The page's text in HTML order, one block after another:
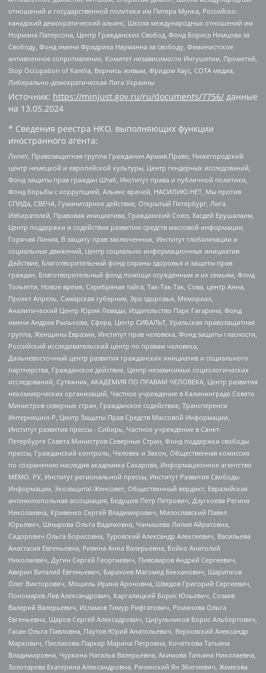
отношений и государственной политики им Питера Мунка, Российско-
канадский демократический альянс, Школа международных отношений им
Нормана Патерсона, Центр Гражданских Свобод, Фонд Бориса Немцова за
Свободу, Фонд имени Фридриха Науманна за свободу, Феминистское
антивоенное сопротивление, Комитет независимости Ингушетии, Прометей,
Stop Occupation of Karelia, Вернись живым, Фридом Хаус, СОТА медиа,
Либерально-демократическая Лига Украины
Источник: https://minjust.gov.ru/ru/documents/7756/ данные
на 13.05.2024
* Сведения реестра НКО, выполняющих функции
иностранного агента:
Лилит, Правозащитная группа Гражданин.Армия.Право, Нижегородский
центр немецкой и европейской культуры, Центр гендерных исследований,
Фонд защиты прав граждан Штаб, Институт права и публичной политики,
Фонд борьбы с коррупцией, Альянс врачей, НАСИЛИЮ.НЕТ, Мы против
СПИДа, СВЕЧА, Гуманитарное действие, Открытый Петербург, Лига
Избирателей, Правовая инициатива, Гражданский Союз, Хасдей Ерушалаим,
Центр поддержки и содействия развитию средств массовой информации,
Горячая Линия, В защиту прав заключенных, Институт глобализации и
социальных движений, Центр социально-информационных инициатив
Действие, Благотворительный фонд охраны здоровья и защиты прав
граждан, Благотворительный фонд помощи осужденным и их семьям, Фонд
Тольятти, Новое время, Серебряная тайга, Так-Так-Так, Сова, центр Анна,
Проект Апрель, Самарская губерния, Эра здоровья, Мемориал,
Аналитический Центр Юрия Левады, Издательство Парк Гагарина, Фонд
имени Андрея Рылькова, Сфера, Центр СИБАЛЬТ, Уральская правозащитная
группа, Женщины Евразии, Институт прав человека, Фонд защиты гласности,
Российский исследовательский центр по правам человека,
Дальневосточный центр развития гражданских инициатив и социального
партнерства, Гражданское действие, Центр независимых социологических
исследований, Сутяжник, АКАДЕМИЯ ПО ПРАВАМ ЧЕЛОВЕКА, Центр развития
некоммерческих организаций, Частное учреждение в Калининграде Совета
Министров северных стран, Гражданское содействие, Трансперенси
Интернешнл-Р, Центр Защиты Прав Средств Массовой Информации,
Институт развития прессы - Сибирь, Частное учреждение в Санкт-
Петербурге Совета Министров Северных Стран, Фонд поддержки свободы
прессы, Гражданский контроль, Человек и Закон, Общественная комиссия
по сохранению наследия академика Сахарова, Информационное агентство
МЕМО. РУ, Институт региональной прессы, Институт Развития Свободы
Информации, Экозащита!-Женсовет, Общественный вердикт, Евразийская
антимонопольная ассоциация, Бедушев Петр Петрович, Дзугкоева Регина
Николаевна, Кривенко Сергей Владимирович, Милославский Павел
Юрьевич, Шнырова Ольга Вадимовна, Чанышева Лилия Айратовна,
Сидорович Ольга Борисовна, Туровский Александр Алексеевич, Васильева
Анастасия Евгеньевна, Ривина Анна Валерьевна, Бойко Анатолий
Николаевич, Дугин Сергей Георгиевич, Пивоваров Андрей Сергеевич,
Аверин Виталий Евгеньевич, Барахоев Магомед Бекханович, Шарипков
Олег Викторович, Мошель Ирина Ароновна, Шведов Григорий Сергеевич,
Пономарев Лев Александрович, Каргалицкий Борис Юльевич, Созаев
Валерий Валерьевич, Исламов Тимур Рифгатович, Романова Ольга
Евгеньевна, Щаров Сергей Алексадрович, Цирульников Борис Альбертович,
Гасан Ольга Павловна, Паутов Юрий Анатольевич, Верховский Александр
Маркович, Пислакова-Паркер Марина Петровна, Кочеткова Татьяна
Владимировна, Чуркина Наталья Валерьевна, Акимова Татьяна Николаевна,
Золотарева Екатерина Александровна, Рачинский Ян Збигневич, Жемкова